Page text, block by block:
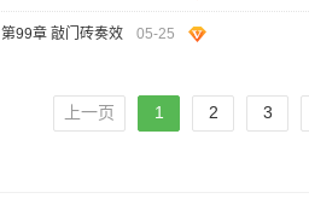
第99章 敲门砖奏效 05-25
上一页 1 2 3